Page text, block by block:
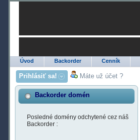
Úvod Backorder Cenník
Prihlásiť sa! Máte už účet ?
Backorder domén
Posledné domény odchytené cez náš
Backorder :